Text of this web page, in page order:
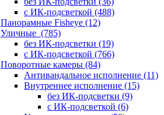
с ИК-подсветкой (488)
Панорамные Fisheye (12)
Уличные (785)
без ИК-подсветки (19)
с ИК-подсветкой (766)
Поворотные камеры (84)
Антивандальное исполнение (11)
Внутреннее исполнение (15)
без ИК-подсветки (9)
с ИК-подсветкой (6)